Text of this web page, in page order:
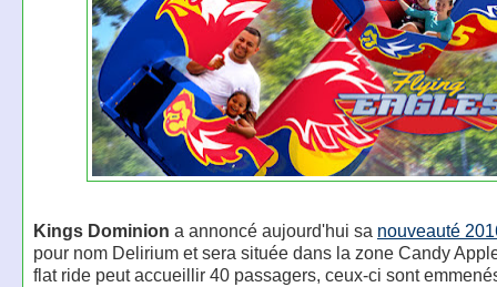
Kings Dominion a annoncé aujourd'hui sa nouveauté
pour nom Delirium et sera située dans la zone Candy
flat ride peut accueillir 40 passagers, ceux-ci sont